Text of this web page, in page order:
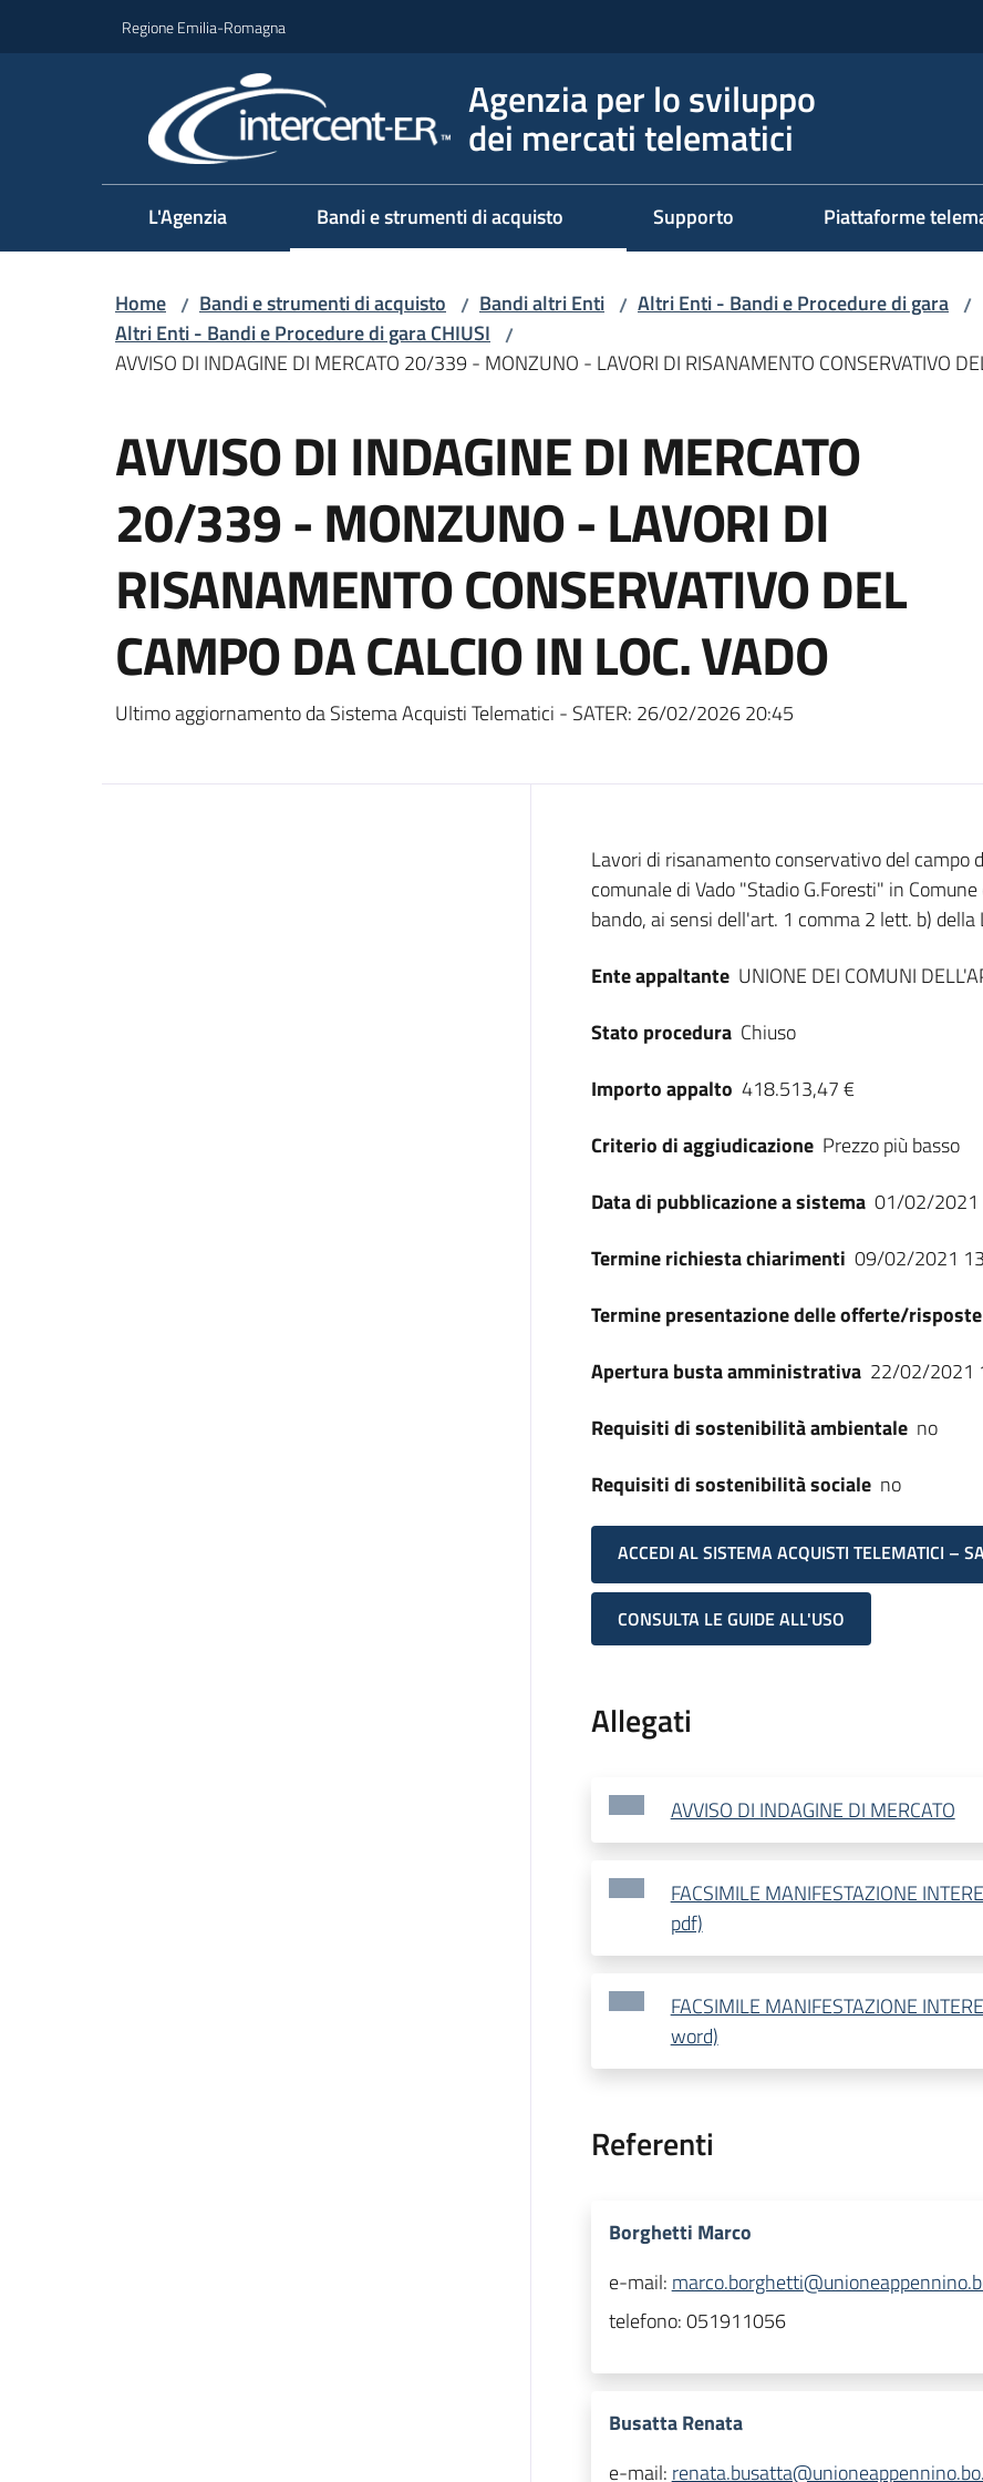
Regione Emilia-Romagna
Agenzia per lo sviluppo
dei mercati telematici
L'Agenzia Bandi e strumenti di acquisto Supporto Piattaforme
Home / Bandi e strumenti di acquisto / Bandi altri Enti / Altri Enti - Bandi e Procedure di gara /
Altri Enti - Bandi e Procedure di gara CHIUSI /
AVVISO DI INDAGINE DI MERCATO 20/339 - MONZUNO - LAVORI DI RISANAMENTO CONSERVATIVO
AVVISO DI INDAGINE DI MERCATO
20/339 - MONZUNO - LAVORI DI
RISANAMENTO CONSERVATIVO DEL
CAMPO DA CALCIO IN LOC. VADO
Ultimo aggiornamento da Sistema Acquisti Telematici - SATER: 26/02/2026 20:45
Dati del bando
Lavori di risanamento conservativo del campo
comunale di Vado "Stadio G.Foresti" in
bando, ai sensi dell'art. 1 comma 2 lett. b)
Ente appaltante UNIONE DEI COMUNI
Stato procedura Chiuso
Importo appalto 418.513,47 €
Criterio di aggiudicazione Prezzo più basso
Data di pubblicazione a sistema 01/02/2021
Termine richiesta chiarimenti 09/02/2021
Termine presentazione delle offerte/risposte
Apertura busta amministrativa 22/02/2021
Requisiti di sostenibilità ambientale no
Requisiti di sostenibilità sociale no
ACCEDI AL SISTEMA ACQUISTI TELEMATICI –
CONSULTA LE GUIDE ALL'USO
Allegati
AVVISO DI INDAGINE DI MERCATO
FACSIMILE MANIFESTAZIONE
pdf)
FACSIMILE MANIFESTAZIONE
word)
Referenti
Borghetti Marco
e-mail:
telefono:051911056
Busatta Renata
e-mail: